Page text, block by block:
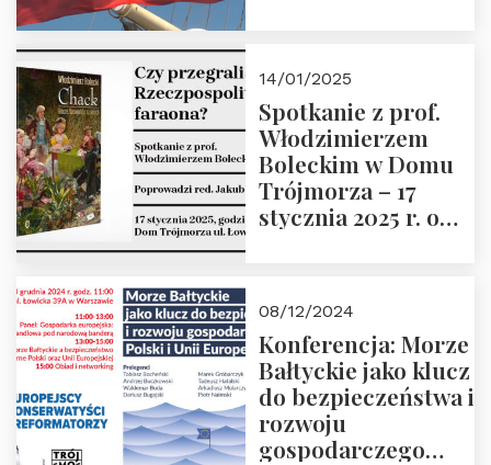
14/01/2025
Spotkanie z prof.
Włodzimierzem
Boleckim w Domu
Trójmorza – 17
stycznia 2025 r. o
08/12/2024
Konferencja: Morze
Bałtyckie jako klucz
do bezpieczeństwa i
rozwoju
gospodarczego